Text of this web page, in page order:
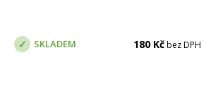
SKLADEM 180 Kčbez DPH